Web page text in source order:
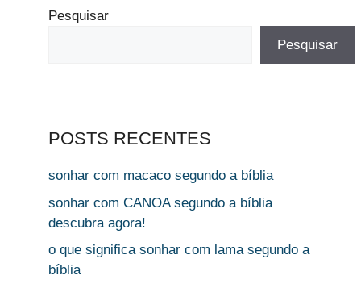
Pesquisar
Pesquisar
POSTS RECENTES
sonhar com macaco segundo a bíblia
sonhar com CANOA segundo a bíblia
descubra agora!
o que significa sonhar com lama segundo a
bíblia